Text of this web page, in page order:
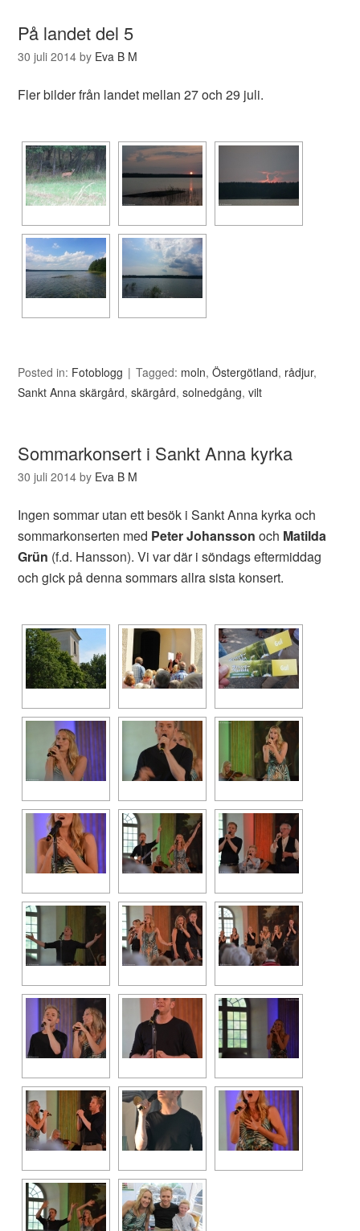
På landet del 5
30 juli 2014 by Eva B M
Fler bilder från landet mellan 27 och 29 juli.
Posted in: Fotoblogg Tagged: moln,Östergötland, rådjur,
Sankt Anna skärgård,skärgård,solnedgång,vilt
Sommarkonsert i Sankt Anna kyrka
30 juli 2014 by Eva B M
Ingen sommar utan ett besök i Sankt Anna kyrka och
sommarkonserten med Peter Johansson och Matilda
Grün (f.d. Hansson). Vi var där i söndags eftermiddag
och gick på denna sommars allra sista konsert.